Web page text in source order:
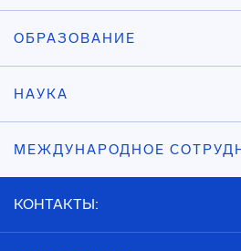
ОБРАЗОВАНИЕ
НАУКА
МЕЖДУНАРОДНОЕ
КОНТАКТЫ: